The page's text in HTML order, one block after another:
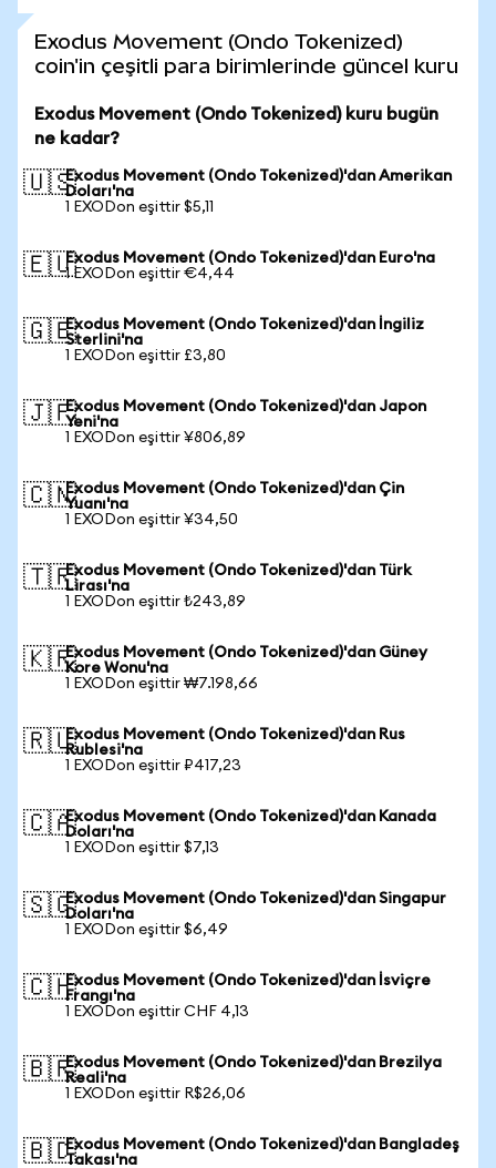
Exodus Movement (Ondo Tokenized)
coin'in çeşitli para birimlerinde güncel kuru
Exodus Movement (Ondo Tokenized) kuru bugün
ne kadar?
🇺🇸Exodus Movement (Ondo Tokenized)'dan Amerikan
Doları'na
1 EXODon eşittir $5,11
🇪🇺Exodus Movement (Ondo Tokenized)'dan Euro'na
1 EXODon eşittir €4,44
🇬🇧Exodus Movement (Ondo Tokenized)'dan İngiliz
Sterlini'na
1 EXODon eşittir £3,80
🇯🇵Exodus Movement (Ondo Tokenized)'dan Japon
Yeni'na
1 EXODon eşittir ¥806,89
🇨🇳Exodus Movement (Ondo Tokenized)'dan Çin
Yuanı'na
1 EXODon eşittir ¥34,50
🇹🇷Exodus Movement (Ondo Tokenized)'dan Türk
Lirası'na
1 EXODon eşittir ₺243,89
🇰🇷Exodus Movement (Ondo Tokenized)'dan Güney
Kore Wonu'na
1 EXODon eşittir ₩7.198,66
🇷🇺Exodus Movement (Ondo Tokenized)'dan Rus
Rublesi'na
1 EXODon eşittir ₽417,23
🇨🇦Exodus Movement (Ondo Tokenized)'dan Kanada
Doları'na
1 EXODon eşittir $7,13
🇸🇬Exodus Movement (Ondo Tokenized)'dan Singapur
Doları'na
1 EXODon eşittir $6,49
🇨🇭Exodus Movement (Ondo Tokenized)'dan İsviçre
Frangı'na
1 EXODon eşittir CHF 4,13
🇧🇷Exodus Movement (Ondo Tokenized)'dan Brezilya
Reali'na
1 EXODon eşittir R$26,06
🇧🇩Exodus Movement (Ondo Tokenized)'dan Bangladeş
Takası'na